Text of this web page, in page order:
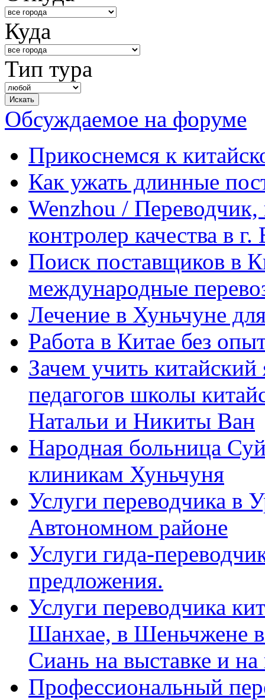
Куда
Тип тура
Обсуждаемое на форуме
Прикоснемся к
Как ужать длинные
Wenzhou / Переводчик,
контролер качества в
Поиск поставщиков в
международные
Лечение в Хуньчуне
Работа в Китае без
Зачем учить
педагогов школы
Натальи и Никиты Ван
Народная больница
клиникам Хуньчуня
Услуги переводчика в
Автономном районе
Услуги гида-
предложения.
Услуги переводчика
Шанхае, в Шеньчжене
Сиань на выставке и
Профессиональный